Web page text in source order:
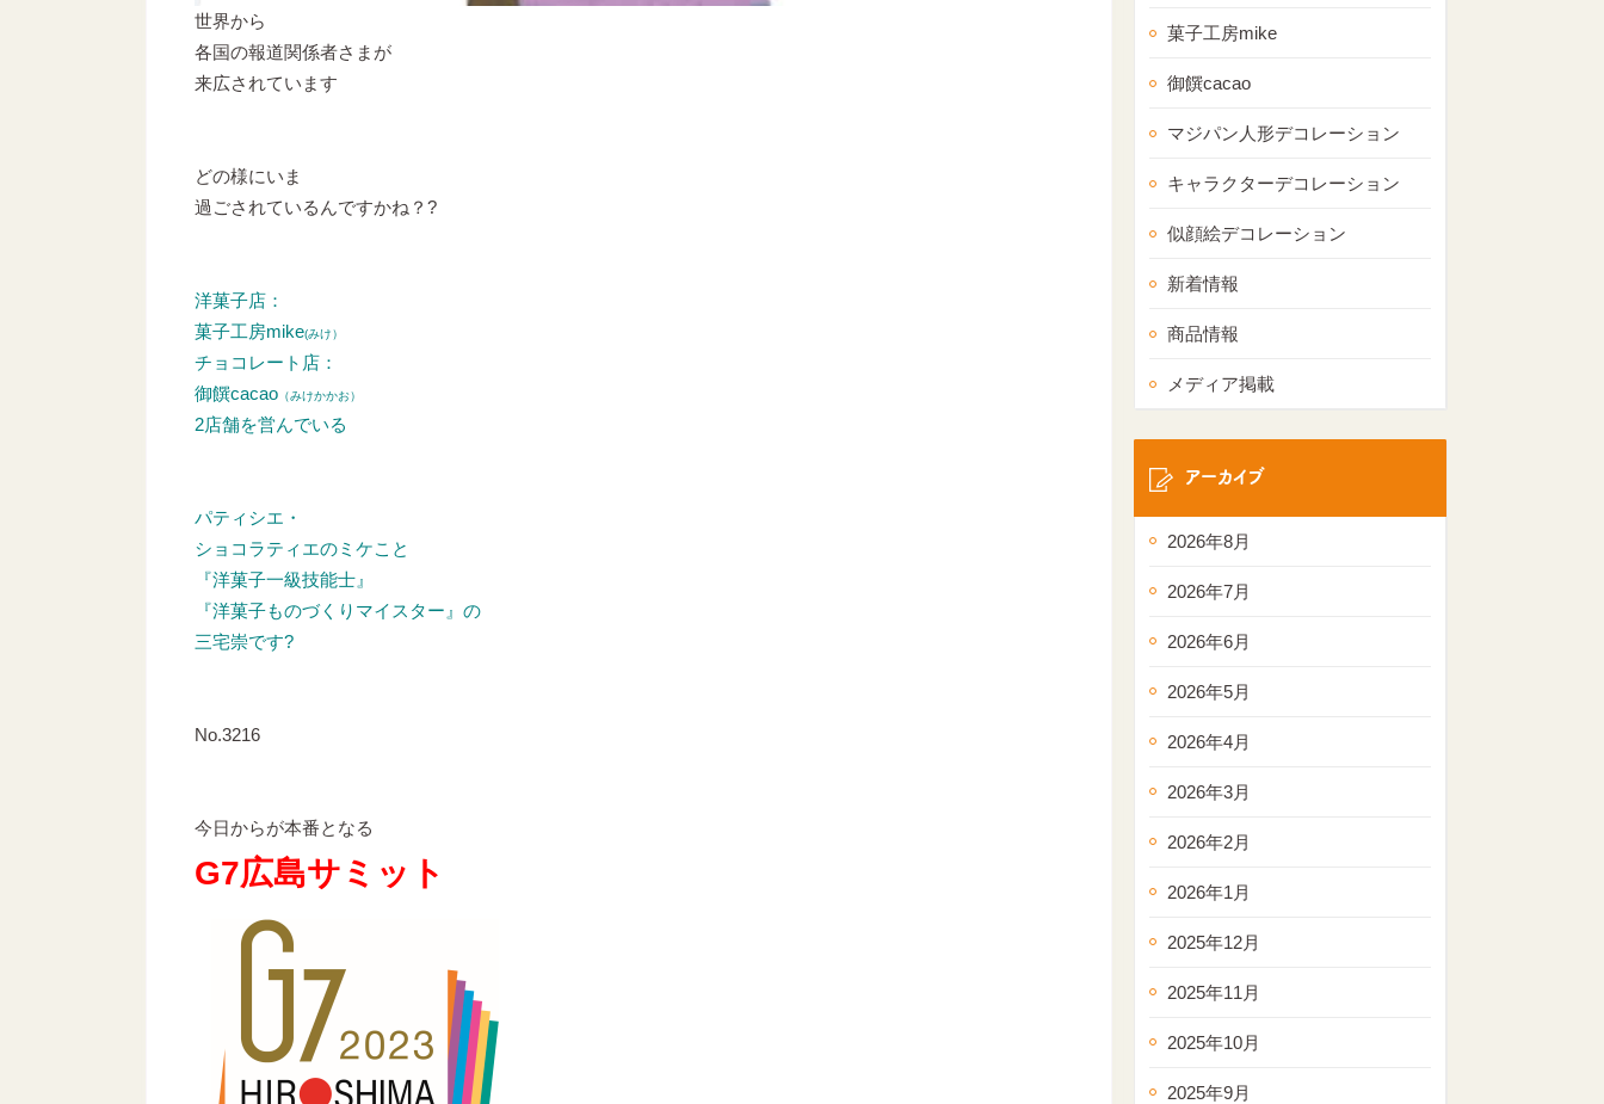
世界から
各国の報道関係者さまが
来広されています
どの様にいま
過ごされているんですかね？?
洋菓子店：
菓子工房mike(みけ）
チョコレート店：
御饌cacao （みけかかお）
2店舗を営んでいる
パティシエ・
ショコラティエのミケこと
『洋菓子一級技能士』
『洋菓子ものづくりマイスター』の
三宅崇です?
No.3216
今日からが本番となる
G7広島サミット
菓子工房mike
御饌cacao
マジパン人形デコレーション
キャラクターデコレーション
似顔絵デコレーション
新着情報
商品情報
メディア掲載
アーカイブ
2026年8月
2026年7月
2026年6月
2026年5月
2026年4月
2026年3月
2026年2月
2026年1月
2025年12月
2025年11月
2025年10月
2025年9月